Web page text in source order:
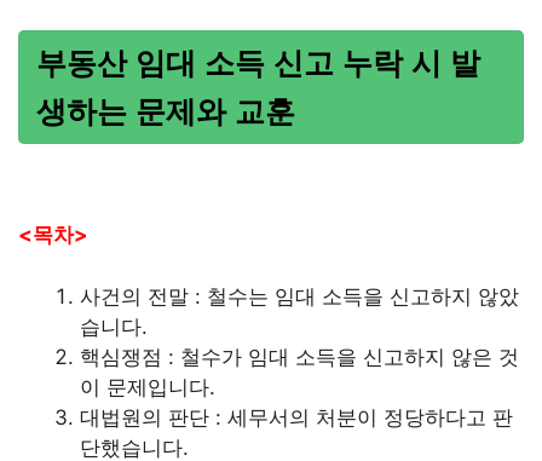
부동산 임대 소득 신고 누락 시 발
생하는 문제와 교훈
<목차>
사건의 전말 : 철수는 임대 소득을 신고하지 않았
습니다.
핵심쟁점 : 철수가 임대 소득을 신고하지 않은 것
이 문제입니다.
대법원의 판단 : 세무서의 처분이 정당하다고 판
단했습니다.